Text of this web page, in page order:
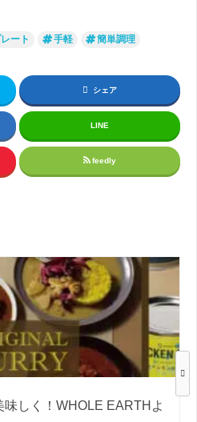
ート 手軽 簡単調理
シェア
LINE
feedly
しく！WHOLE EARTHよ